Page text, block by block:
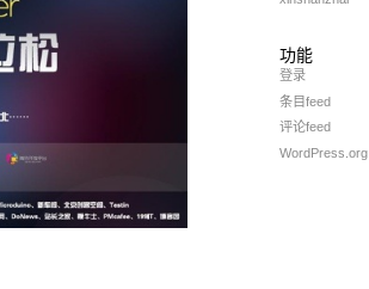
功能
登录
条目feed
评论feed
WordPress.org